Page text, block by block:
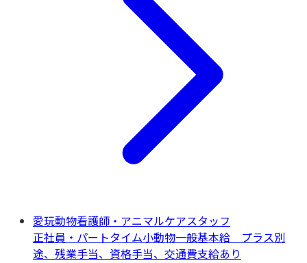
愛玩動物看護師・アニマルケアスタッフ
正社員・パートタイム小動物一般基本給 プラス別
途、残業手当、資格手当、交通費支給あり